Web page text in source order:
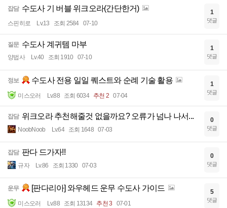
잡담 수도사 기 버블 위크오라(간단한거)
스핀히로 Lv.13 조회 2584 07-10
1
댓글
질문 수도사 계귀템 마부
양법사 Lv.40 조회 1910 07-10
1
댓글
정보 수도사 전용 일일 퀘스트와 순례 기술 활용
미스오러 Lv.88 조회 6034 추천 2 07-04
1
댓글
잡담 위크오라 추천해줄것 없을까요? 오류가 넘나 나서...
NoobNoob Lv.64 조회 1648 07-03
0
댓글
잡담 판다 드가자!!
규자 Lv.86 조회 1330 07-03
0
댓글
운무 [판다리아] 와우헤드 운무 수도사 가이드
미스오러 Lv.88 조회 13134 추천 3 07-01
5
댓글